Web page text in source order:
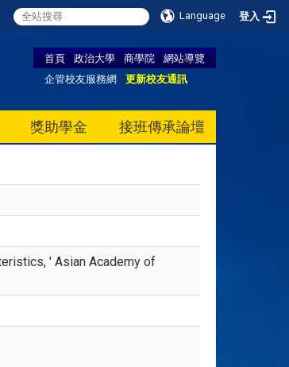
Language 登入
首頁 政治大學 商學院
網站導覽
企管校友服務網
更新校友通訊
獎助學金 接班傳承論壇
' Asian Academy of